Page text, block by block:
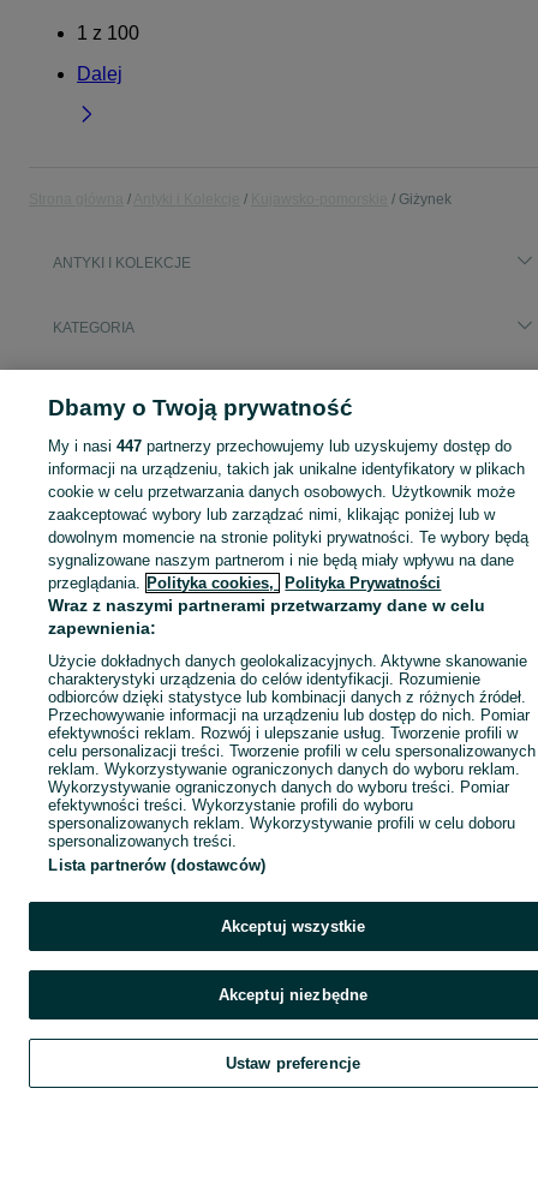
1 z 100
Dalej
Giżynek
ANTYKI I KOLEKCJE
KATEGORIA
Mapa kategorii
Mapa miejscowości
Mapa ministron
Popularne wyszukiwania
Szukaj Obserwujesz Dodaj Czat
Dbamy o Twoją prywatność
My i nasi447 partnerzy przechowujemy lub uzyskujemy dostęp do
informacji na urządzeniu, takich jak unikalne identyfikatory w plikach
cookie w celu przetwarzania danych osobowych. Użytkownik może
zaakceptować wybory lub zarządzać nimi, klikając poniżej lub w
dowolnym momencie na stronie polityki prywatności. Te wybory będą
sygnalizowane naszym partnerom i nie będą miały wpływu na dane
przeglądania. Polityka cookies, Polityka Prywatności
Wraz z naszymi partnerami przetwarzamy dane w celu
zapewnienia:
Użycie dokładnych danych geolokalizacyjnych. Aktywne skanowanie
charakterystyki urządzenia do celów identyfikacji. Rozumienie
odbiorców dzięki statystyce lub kombinacji danych z różnych źródeł.
Przechowywanie informacji na urządzeniu lub dostęp do nich. Pomiar
efektywności reklam. Rozwój i ulepszanie usług. Tworzenie profili w
celu personalizacji treści. Tworzenie profili w celu spersonalizowanych
reklam. Wykorzystywanie ograniczonych danych do wyboru reklam.
Wykorzystywanie ograniczonych danych do wyboru treści. Pomiar
efektywności treści. Wykorzystanie profili do wyboru
spersonalizowanych reklam. Wykorzystywanie profili w celu doboru
spersonalizowanych treści.
Lista partnerów (dostawców)
Akceptuj wszystkie
Akceptuj niezbędne
Ustaw preferencje